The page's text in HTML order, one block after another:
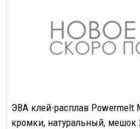
ЭВА клей-расплав Powermelt
кромки, натуральный, мешок